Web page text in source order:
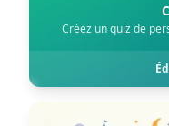
Créez un quiz de